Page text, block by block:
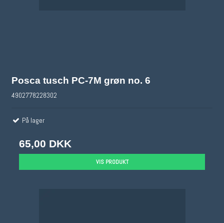
Posca tusch PC-7M grøn no. 6
4902778228302
På lager
65,00 DKK
VIS PRODUKT